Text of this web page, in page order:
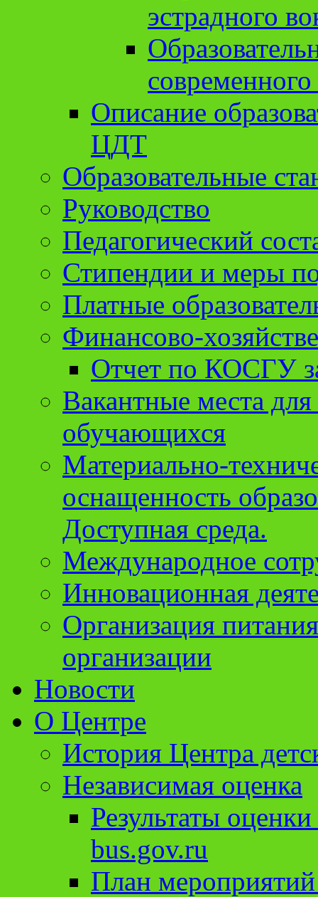
эстрадного
Описание
ЦДТ
Образовательные
Руководство
Педагогический
Стипендии и меры
Платные
Финансово-
Отчет по КОСГУ
Вакантные места
обучающихся
Материально-
оснащенность
Доступная среда.
Международное
Инновационная
Организация
организации
Новости
О Центре
История Центра
Независимая оценка
Результаты
bus.gov.ru
План